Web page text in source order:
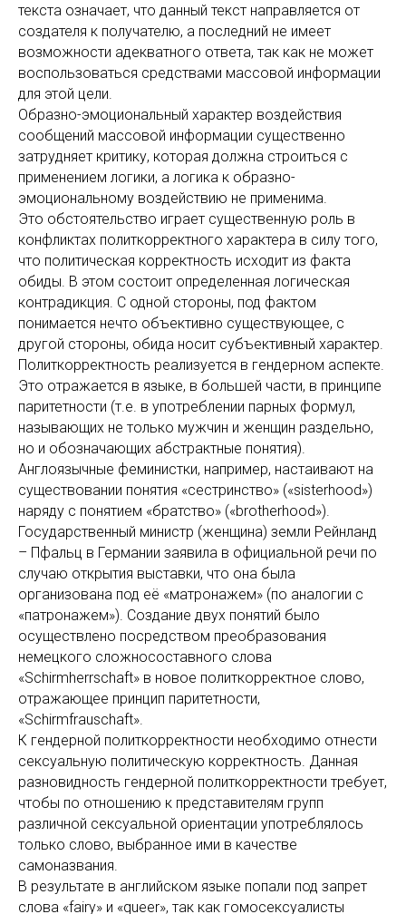
текста означает, что данный текст направляется от
создателя к получателю, а последний не имеет
возможности адекватного ответа, так как не может
воспользоваться средствами массовой информации
для этой цели.
Образно-эмоциональный характер воздействия
сообщений массовой информации существенно
затрудняет критику, которая должна строиться с
применением логики, а логика к образно-
эмоциональному воздействию не применима.
Это обстоятельство играет существенную роль в
конфликтах политкорректного характера в силу того,
что политическая корректность исходит из факта
обиды. В этом состоит определенная логическая
контрадикция. С одной стороны, под фактом
понимается нечто объективно существующее, с
другой стороны, обида носит субъективный характер.
Политкорректность реализуется в гендерном аспекте.
Это отражается в языке, в большей части, в принципе
паритетности (т.е. в употреблении парных формул,
называющих не только мужчин и женщин раздельно,
но и обозначающих абстрактные понятия).
Англоязычные феминистки, например, настаивают на
существовании понятия «сестринство» («sisterhood»)
наряду с понятием «братство» («brotherhood»).
Государственный министр (женщина) земли Рейнланд
– Пфальц в Германии заявила в официальной речи по
случаю открытия выставки, что она была
организована под её «матронажем» (по аналогии с
«патронажем»). Создание двух понятий было
осуществлено посредством преобразования
немецкого сложносоставного слова
«Schirmherrschaft» в новое политкорректное слово,
отражающее принцип паритетности,
«Schirmfrauschaft».
К гендерной политкорректности необходимо отнести
сексуальную политическую корректность. Данная
разновидность гендерной политкорректности требует,
чтобы по отношению к представителям групп
различной сексуальной ориентации употреблялось
только слово, выбранное ими в качестве
самоназвания.
В результате в английском языке попали под запрет
слова «fairy» и «queer», так как гомосексуалисты